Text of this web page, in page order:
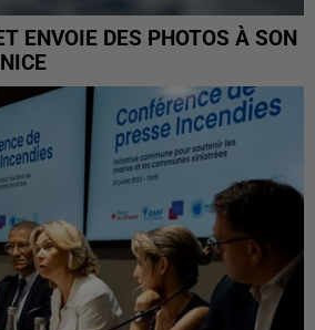
ENVOIE DES PHOTOS À SON